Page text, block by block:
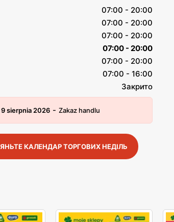
07:00 - 20:00
07:00 - 20:00
07:00 - 20:00
07:00 - 20:00
07:00 - 20:00
07:00 - 16:00
Закрито
9 sierpnia 2026 - Zakaz handlu
КАЛЕНДАР ТОРГОВИХ НЕДІЛЬ